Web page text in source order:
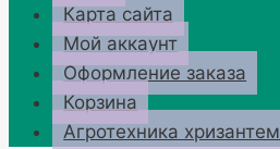
Карта сайта
Мой аккаунт
Оформление заказа
Корзина
Агротехника хризантем